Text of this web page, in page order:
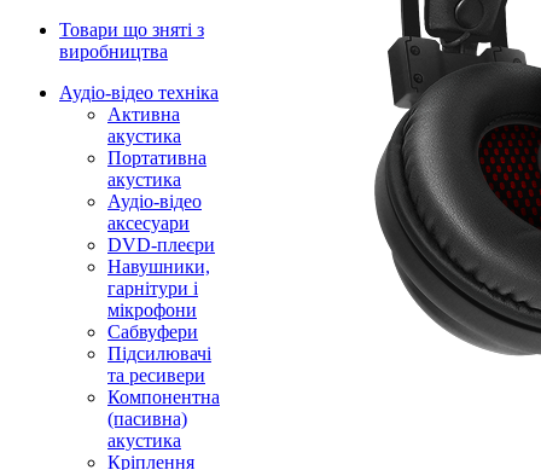
Товари що зняті з
виробництва
Аудіо-відео техніка
Активна
акустика
Портативна
акустика
Аудіо-відео
аксесуари
DVD-плеєри
Навушники,
гарнітури і
мікрофони
Сабвуфери
Підсилювачі
та ресивери
Компонентна
(пасивна)
акустика
Кріплення